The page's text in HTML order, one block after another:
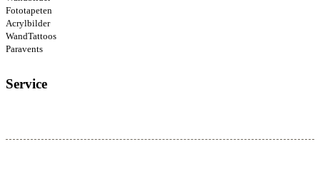
Fototapeten
Acrylbilder
WandTattoos
Paravents
Service